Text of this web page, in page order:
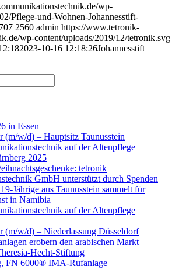
wp-
Pflege-und-Wohnen-Johannesstift-
2560 admin https://www.tetronik-
wp-content/uploads/2019/12/tetronik.svg
2023-10-16 12:18:26Johannesstift
in Essen
(m/w/d) – Hauptsitz Taunusstein
auf der Altenpflege
2025
tetronik
GmbH unterstützt durch Spenden
Jährige aus Taunusstein sammelt für
in Namibia
auf der Altenpflege
(m/w/d) – Niederlassung Düsseldorf
erobern den arabischen Markt
Hecht-Stiftung
FN 6000® IMA-Rufanlage